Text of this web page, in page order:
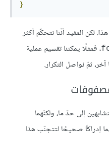
}
لكن المفيد أنّنا نتحكّم أكثر
. فمثلًا يمكننا تقسيم عملية
ثمّ نواصل التكرار.
إلى حدّ ما، ولكنّهما
إدراكًا صحيحًا لتتجنّب هذا